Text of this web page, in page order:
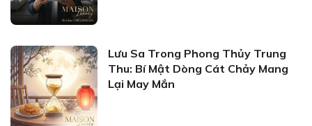
Lưu Sa Trong Phong Thủy Trung
Thu: Bí Mật Dòng Cát Chảy Mang
Lại May Mắn